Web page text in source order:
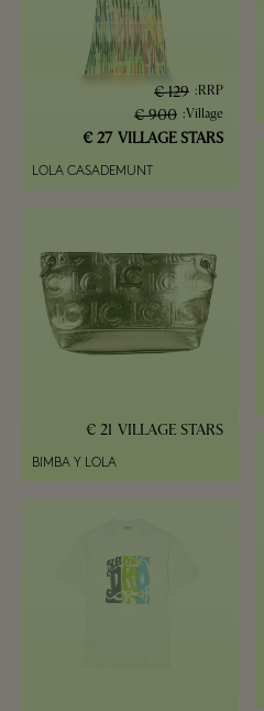
RRP
:
129 €
Village
:
900 €
VILLAGE STARS
27 €
LOLA CASADEMUNT
VILLAGE STARS
21 €
BIMBA Y LOLA